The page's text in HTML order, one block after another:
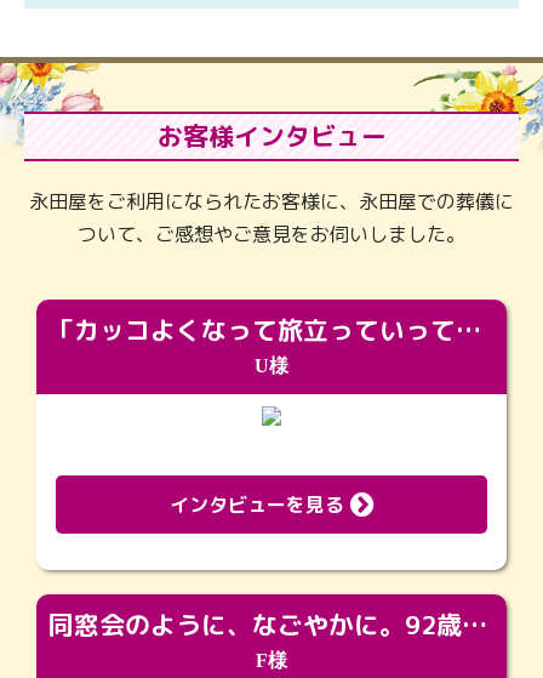
お客様インタビュー
永田屋をご利用になられたお客様に、永田屋での葬儀に
ついて、ご感想やご意見をお伺いしました。
「カッコよくなって旅立っていってくれました（笑）もっとカッコいいって言ってあげればよかったな」
U様
インタビューを見る
同窓会のように、なごやかに。92歳の旅立ちを彩った、再会と感謝の場
F様